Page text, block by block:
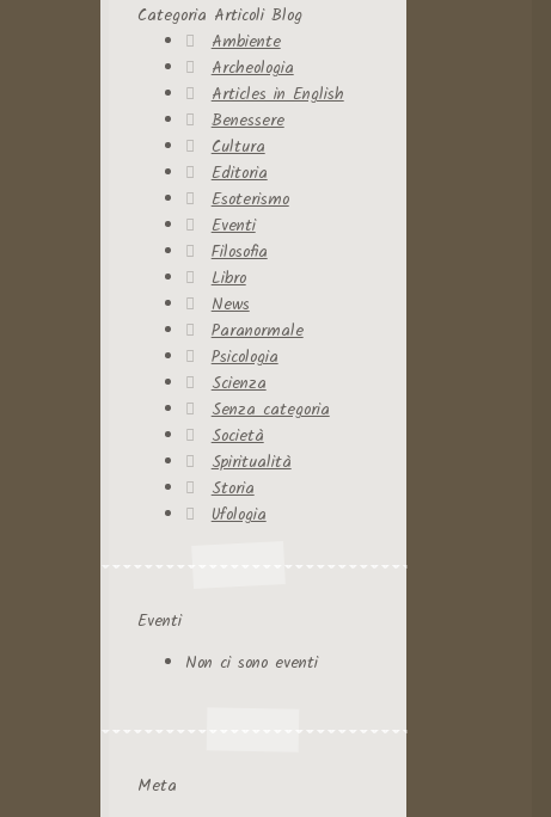
Categoria Articoli Blog
Ambiente
Archeologia
Articles in English
Benessere
Cultura
Editoria
Esoterismo
Eventi
Filosofia
Libro
News
Paranormale
Psicologia
Scienza
Senza categoria
Società
Spiritualità
Storia
Ufologia
Eventi
Non ci sono eventi
Meta